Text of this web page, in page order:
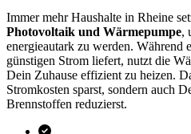
Immer mehr Haushalte in Rheine
Photovoltaik und Wärmepumpe,
energieautark zu werden. Während
günstigen Strom liefert, nutzt die
Dein Zuhause effizient zu heizen.
Stromkosten sparst, sondern auch
Brennstoffen reduzierst.